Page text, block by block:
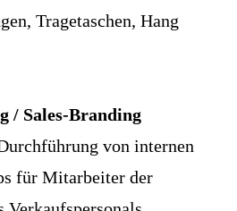
Tragetaschen, Hang
/ Sales-Branding
von internen
für Mitarbeiter der